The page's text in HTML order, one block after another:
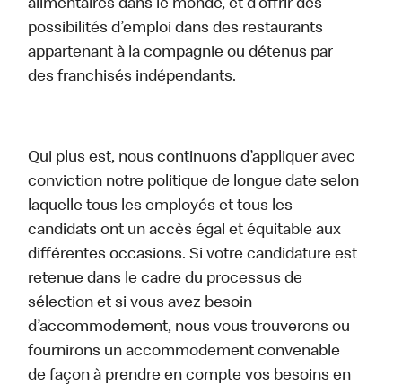
alimentaires dans le monde, et d’offrir des
possibilités d’emploi dans des restaurants
appartenant à la compagnie ou détenus par
des franchisés indépendants.
Qui plus est, nous continuons d’appliquer avec
conviction notre politique de longue date selon
laquelle tous les employés et tous les
candidats ont un accès égal et équitable aux
différentes occasions. Si votre candidature est
retenue dans le cadre du processus de
sélection et si vous avez besoin
d’accommodement, nous vous trouverons ou
fournirons un accommodement convenable
de façon à prendre en compte vos besoins en